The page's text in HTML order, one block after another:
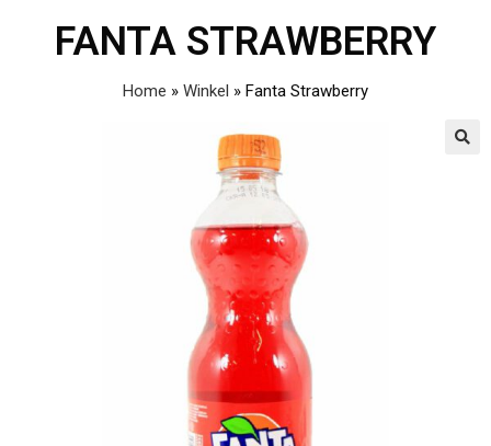
FANTA STRAWBERRY
Home » Winkel » Fanta Strawberry